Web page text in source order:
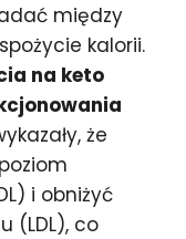
między
kalorii.
na keto
że
i obniżyć
(LDL), co